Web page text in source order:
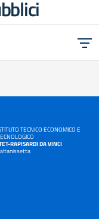
TECNICO ECONOMICO E
RAPISARDI DA VINCI